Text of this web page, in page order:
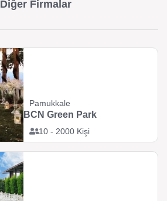
Diğer Firmalar
Pamukkale
10 - 2000 Kişi
BCN Green Park